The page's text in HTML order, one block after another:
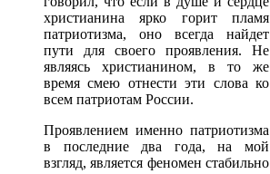
христианина ярко горит пламя
патриотизма, оно всегда найдет
пути для своего проявления. Не
являясь христианином, в то же
время смею отнести эти слова ко
всем патриотам России.
Проявлением именно патриотизма
в последние два года, на мой
взгляд, является феномен стабильно